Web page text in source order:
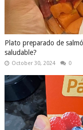
Plato preparado de
saludable?
October 30, 2024 0